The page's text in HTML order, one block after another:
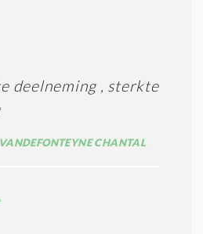
deelneming , sterkte
CHANTAL